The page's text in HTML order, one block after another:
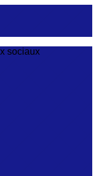
sociaux